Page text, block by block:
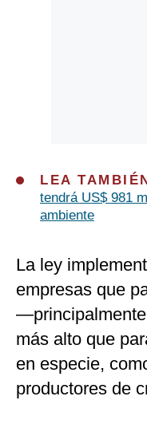
LEA
tendrá US$ 981
ambiente
La ley
empresas que
más alto que
en especie,
productores de